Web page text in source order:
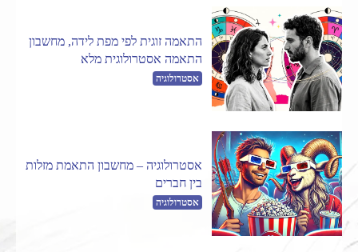
התאמה זוגית לפי מפת לידה, מחשבון
התאמה אסטרולוגית מלא
אסטרולוגיה
אסטרולוגיה – מחשבון התאמת מזלות
בין חברים
אסטרולוגיה